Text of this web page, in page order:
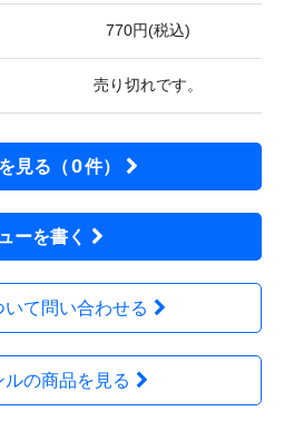
770円(税込)
売り切れです。
見る（0件）
ーを書く
いて問い合わせる
ルの商品を見る